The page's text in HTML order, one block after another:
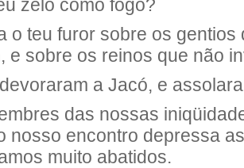
zelo como fogo?
o teu furor sobre os gentios
e sobre os reinos que não
a Jacó, e
das nossas
nosso encontro depressa
muito abatidos.